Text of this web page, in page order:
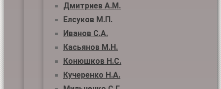
Дмитриев А.М.
Елсуков М.П.
Иванов С.А.
Касьянов М.Н.
Конюшков Н.С.
Кучеренко Н.А.